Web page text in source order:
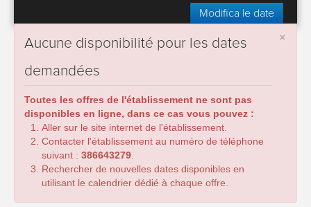
Modifica le date
×
Aucune disponibilité pour les dates
demandées
Toutes les offres de l'établissement ne sont pas
disponibles en ligne, dans ce cas vous pouvez :
Aller sur le site internet de l'établissement.
Contacter l'établissement au numéro de téléphone
suivant : 386643279
Rechercher de nouvelles dates disponibles en
utilisant le calendrier dédié à chaque offre.